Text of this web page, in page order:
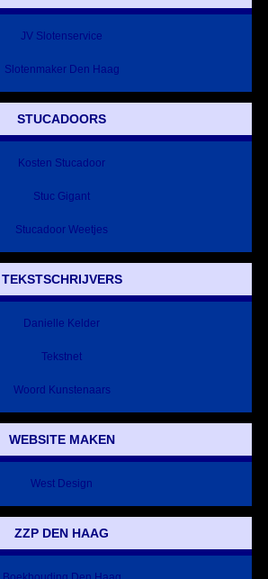
JV Slotenservice
Slotenmaker Den Haag
STUCADOORS
Kosten Stucadoor
Stuc Gigant
Stucadoor Weetjes
TEKSTSCHRIJVERS
Danielle Kelder
Tekstnet
Woord Kunstenaars
WEBSITE MAKEN
West Design
ZZP DEN HAAG